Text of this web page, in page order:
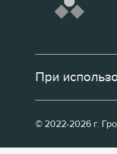
При
© 2022-2026 г.